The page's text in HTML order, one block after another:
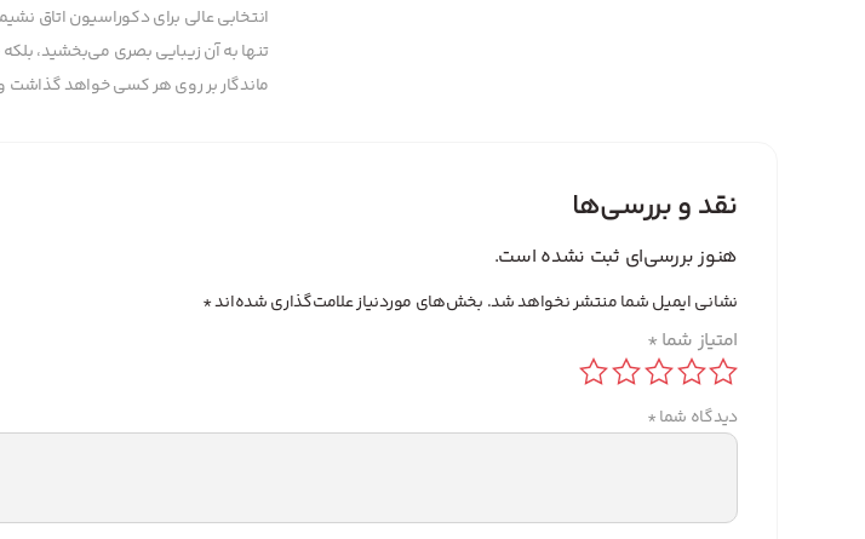
انتخابی عالی برای دکوراسیون اتاق
تنها به آن زیبایی بصری می‌بخشید،
ماندگار بر روی هر کسی خواهد گذاشت
نقد و بررسی‌ها
هنوز بررسی‌ای ثبت نشده است.
نشانی ایمیل شما منتشر نخواهد شد. بخش‌های موردنیاز علامت‌گذاری شده‌اند*
امتیاز شما *
دیدگاه شما*